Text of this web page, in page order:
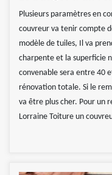
Plusieurs paramètres en
couvreur va tenir compte
modèle de tuiles, Il va
charpente et la superficie
convenable sera entre 40
rénovation totale. Si le
va être plus cher. Pour un
Lorraine Toiture un